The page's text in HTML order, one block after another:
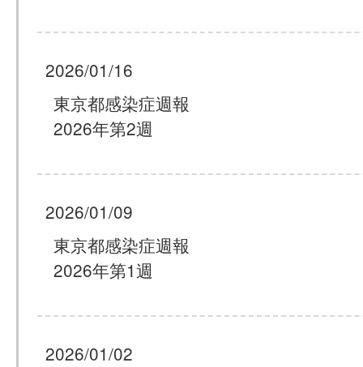
2026/01/16
東京都感染症週報
2026年第2週
2026/01/09
東京都感染症週報
2026年第1週
2026/01/02